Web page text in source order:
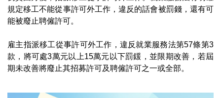
規定移工不能從事許可外工作，違反的話會被罰錢，還有可
能被廢止聘僱許可。
雇主指派移工從事許可外工作，違反就業服務法第57條第3
款，將可處3萬元以上15萬元以下罰鍰，並限期改善，若屆
期未改善將廢止其招募許可及聘僱許可之一或全部。